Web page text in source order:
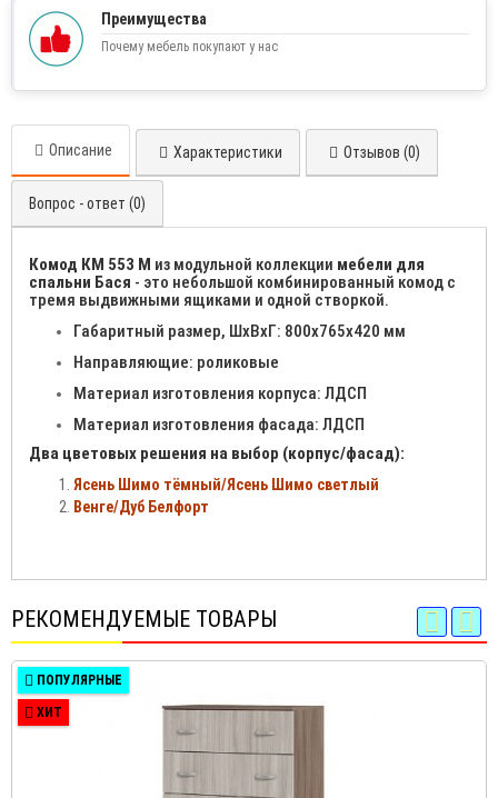
Преимущества
Почему мебель покупают у нас
Описание Характеристики Отзывов (0)
Вопрос - ответ (0)
Комод КМ 553 М из модульной коллекции мебели для
спальни Бася - это небольшой комбинированный комод с
тремя выдвижными ящиками и одной створкой.
Габаритный размер, ШхВхГ: 800х765х420 мм
Направляющие: роликовые
Материал изготовления корпуса: ЛДСП
Материал изготовления фасада: ЛДСП
Два цветовых решения на выбор (корпус/фасад):
Ясень Шимо тёмный/Ясень Шимо светлый
Венге/Дуб Белфорт
РЕКОМЕНДУЕМЫЕ ТОВАРЫ
ПОПУЛЯРНЫЕ
ХИТ